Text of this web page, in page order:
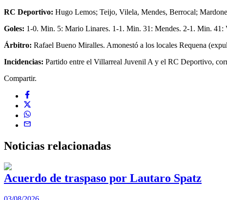
RC Deportivo: Hugo Lemos; Teijo, Vilela, Mendes, Berrocal;
Goles: 1-0. Min. 5: Mario Linares. 1-1. Min. 31: Mendes. 2-1. Min.
Árbitro: Rafael Bueno Miralles. Amonestó a los locales Requena
Incidencias: Partido entre el Villarreal Juvenil A y el RC Deportivo,
Compartir.
Noticias relacionadas
Acuerdo de traspaso por Lautaro Spatz